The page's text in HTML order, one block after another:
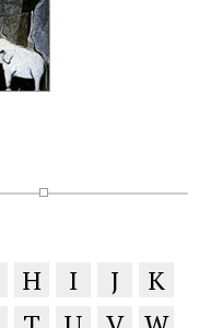
H I J
K